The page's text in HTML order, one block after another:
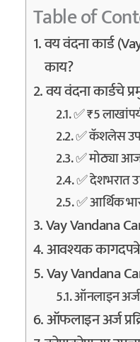
Table of
वय वंदना कार्ड
काय?
वय वंदना कार्डचे
✅ ₹5
✅ कॅशलेस
✅ मोठ्या
✅ देशभरात
✅ आर्थिक
Vay Vandana
आवश्यक कागदपत्रे
Vay Vandana
ऑनलाइन अर्ज
ऑफलाइन अर्ज